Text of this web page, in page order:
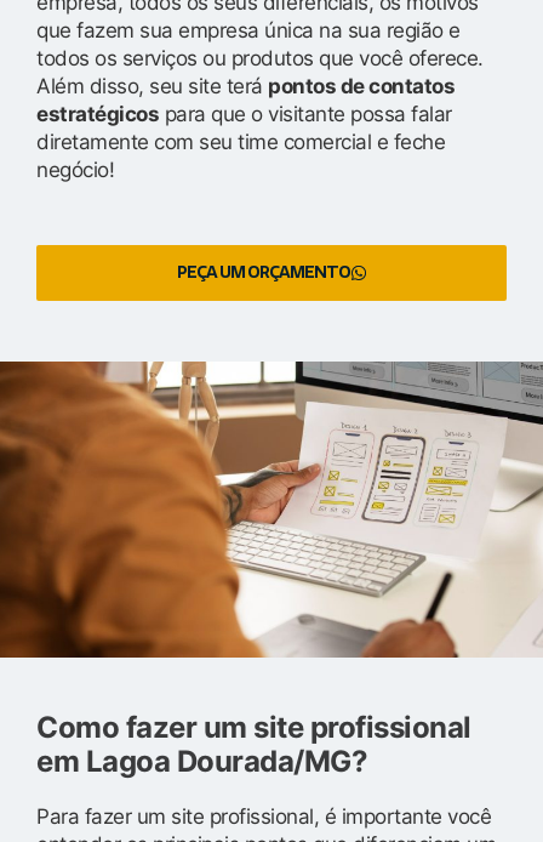
que fazem sua empresa única na sua região e
todos os serviços ou produtos que você oferece.
Além disso, seu site terá pontos de contatos
estratégicos para que o visitante possa falar
diretamente com seu time comercial e feche
negócio!
PEÇA UM ORÇAMENTO
Como fazer um site profissional
em Lagoa Dourada/MG?
Para fazer um site profissional, é importante você